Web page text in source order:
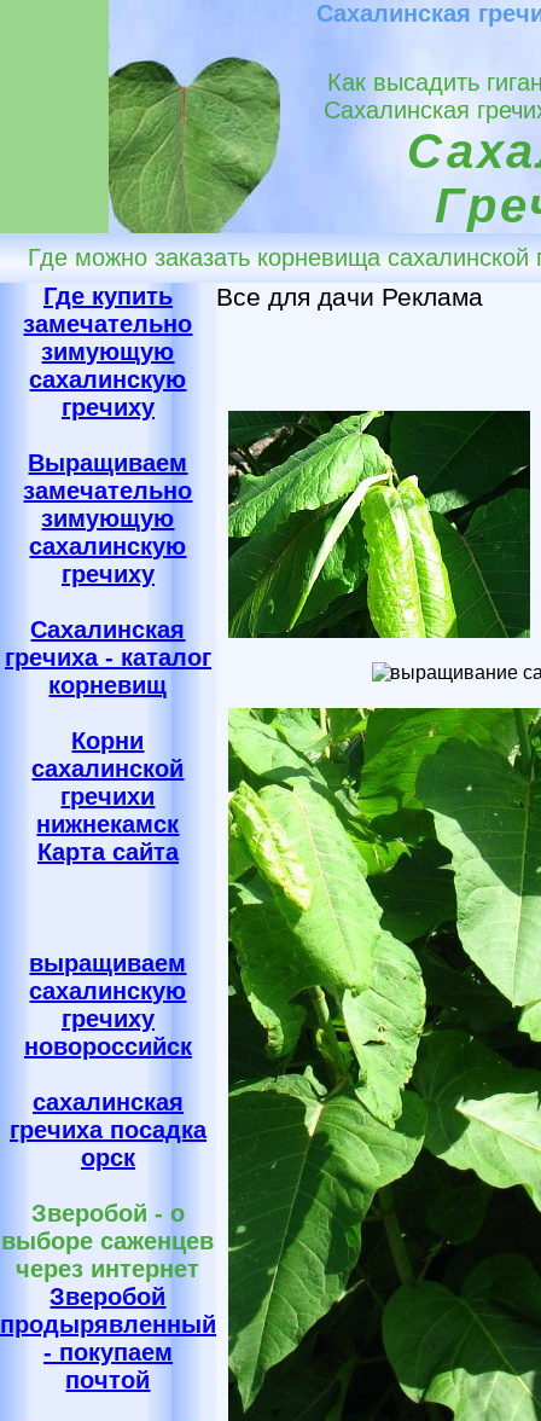
Сахалинская
Как высадить
Сахалинская
Где можно заказать корневища
Где купить
замечательно
зимующую
сахалинскую
гречиху
Выращиваем
замечательно
зимующую
сахалинскую
гречиху
Сахалинская
гречиха - каталог
корневищ
Корни
сахалинской
гречихи
нижнекамск
Карта сайта
выращиваем
сахалинскую
гречиху
новороссийск
сахалинская
гречиха посадка
орск
Зверобой - о
выборе саженцев
через интернет
Зверобой
продырявленный
- покупаем
почтой
Все для дачи Реклама